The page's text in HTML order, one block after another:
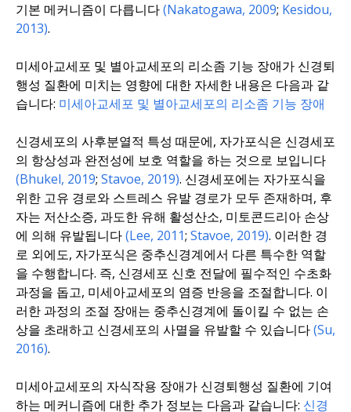
기본 메커니즘이 다릅니다(Nakatogawa, 2009; Kesidou,
2013).
미세아교세포 및 별아교세포의 리소좀 기능 장애가 신경퇴
행성 질환에 미치는 영향에 대한 자세한 내용은 다음과 같
습니다: 미세아교세포 및 별아교세포의 리소좀 기능 장애
신경세포의 사후분열적 특성 때문에, 자가포식은 신경세포
의 항상성과 완전성에 보호 역할을 하는 것으로 보입니다
(Bhukel, 2019; Stavoe, 2019). 신경세포에는 자가포식을
위한 고유 경로와 스트레스 유발 경로가 모두 존재하며, 후
자는 저산소증, 과도한 유해 활성산소, 미토콘드리아 손상
에 의해 유발됩니다(Lee, 2011; Stavoe, 2019). 이러한 경
로 외에도, 자가포식은 중추신경계에서 다른 특수한 역할
을 수행합니다. 즉, 신경세포 신호 전달에 필수적인 수초화
과정을 돕고, 미세아교세포의 염증 반응을 조절합니다. 이
러한 과정의 조절 장애는 중추신경계에 돌이킬 수 없는 손
상을 초래하고 신경세포의 사멸을 유발할 수 있습니다(Su,
2016).
미세아교세포의 자식작용 장애가 신경퇴행성 질환에 기여
하는 메커니즘에 대한 추가 정보는 다음과 같습니다: 신경